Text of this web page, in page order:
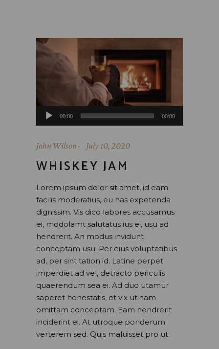
Audio
Player
00:00 00:00
John Wilson July 10, 2020
WHISKEY JAM
Lorem ipsum dolor sit amet, id eam
facilis moderatius, eu has expetenda
dignissim. Vis dico labores accusamus
ei, modolamt salutatus ius ei, usu ad
hendrerit. An modus invidunt
conceptam usu. Per eius voluptatibus
ad, per sint tation id. Latine perpet
imperdiet ad vel, detracto periculis
quaerendum sea ei. Ad duo utamur
saperet honestatis, et vix utinam
omittam conceptam. Eam hendrerit
inciderint ei. At utroque ponderum
verterem sed. Quis maluisset pro ut.